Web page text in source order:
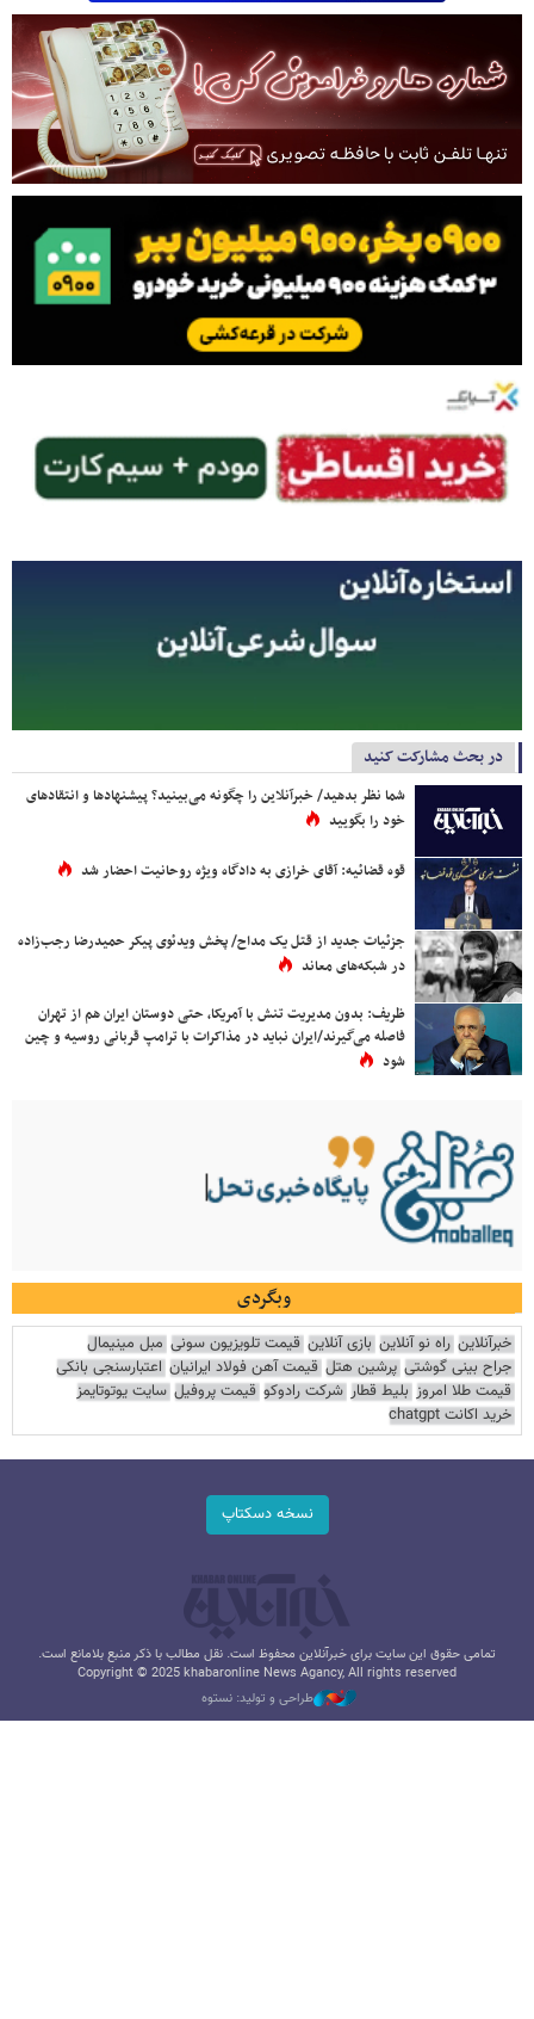
در بحث مشارکت کنید
شما نظر بدهید/ خبرآنلاین را چگونه می‌بینید؟ پیشنهادها و انتقادهای
خود را بگویید
قوه قضائیه: آقای خرازی به دادگاه ویژه روحانیت احضار شد
جزئیات جدید از قتل یک مداح/ پخش ویدئوی پیکر حمیدرضا رجب‌زاده
در شبکه‌های معاند
ظریف: بدون مدیریت تنش با آمریکا، حتی دوستان ایران هم از تهران
فاصله می‌گیرند/ایران نباید در مذاکرات با ترامپ قربانی روسیه و چین
شود
وبگردی
خبرآنلاین راه نو آنلاین بازی آنلاین قیمت تلویزیون سونی مبل مینیمال
جراح بینی گوشتی پرشین هتل قیمت آهن فولاد ایرانیان اعتبارسنجی بانکی
قیمت طلا امروز بلیط قطار شرکت رادوکو قیمت پروفیل سایت یوتوتایمز
خرید اکانت chatgpt
نسخه دسکتاپ
تمامی حقوق این سایت برای خبرآنلاین محفوظ است. نقل مطالب با ذکر منبع بلامانع است.
Copyright © 2025 khabaronline News Agancy, All rights reserved
طراحی و تولید: نستوه